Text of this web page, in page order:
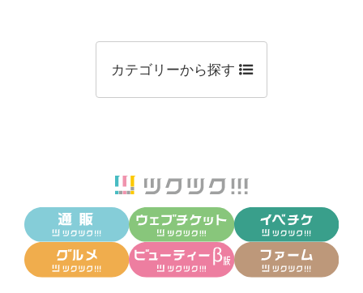
カテゴリーから探す